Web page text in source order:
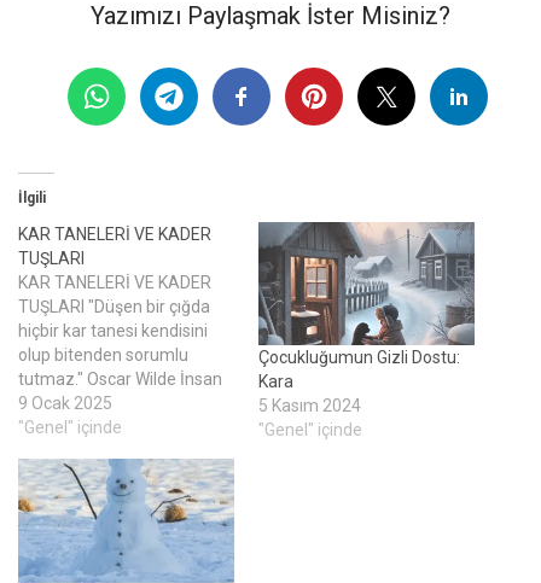
Yazımızı Paylaşmak İster Misiniz?
İlgili
KAR TANELERİ VE KADER
TUŞLARI
KAR TANELERİ VE KADER
TUŞLARI "Düşen bir çığda
hiçbir kar tanesi kendisini
olup bitenden sorumlu
tutmaz." Oscar Wilde İnsan
hayatı o kadar inişli çıkıntılı,
sakin ve dalgalı bir deniz ki
kahramanı gibi bir anda
maceralara sürüklenirken
bulabilirsiniz. İsteseniz de
istemeseniz de. Sakin bir
hayat özlemi çekerken hiç…
9 Ocak 2025
"Genel" içinde
Çocukluğumun Gizli Dostu:
Kara
5 Kasım 2024
"Genel" içinde